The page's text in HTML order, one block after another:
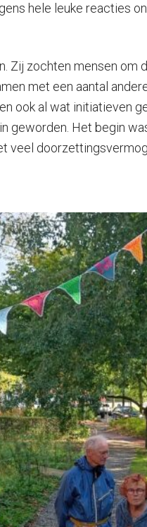
hele leuke reacties
zochten mensen om
met een aantal
ook al wat initiatieven
geworden. Het begin
veel